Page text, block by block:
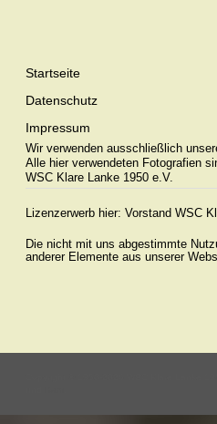
Startseite
Datenschutz
Impressum
Wir verwenden ausschließlich
Alle hier verwendeten Fotografien
WSC Klare Lanke 1950 e.V.
Lizenzerwerb hier:Vorstand WSC
Die nicht mit uns abgestimmte
anderer Elemente aus unserer